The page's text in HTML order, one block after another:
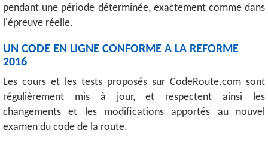
pendant une période déterminée, exactement comme dans
l'épreuve réelle.
UN CODE EN LIGNE CONFORME A LA REFORME
2016
Les cours et les tests proposés sur CodeRoute.com sont
régulièrement mis à jour, et respectent ainsi les
changements et les modifications apportés au nouvel
examen du code de la route.